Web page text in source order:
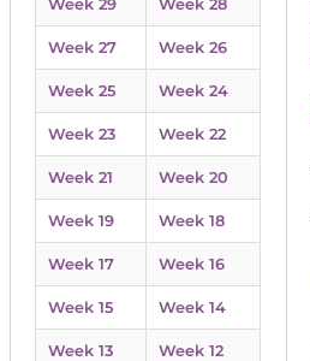
Week 29 Week 28
Week 27 Week 26
Week 25 Week 24
Week 23 Week 22
Week 21 Week 20
Week 19 Week 18
Week 17 Week 16
Week 15 Week 14
Week 13 Week 12